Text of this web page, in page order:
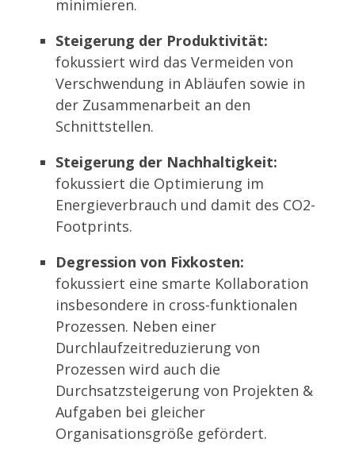
minimieren.
Steigerung der Produktivität:
fokussiert wird das Vermeiden von
Verschwendung in Abläufen sowie in
der Zusammenarbeit an den
Schnittstellen.
Steigerung der Nachhaltigkeit:
fokussiert die Optimierung im
Energieverbrauch und damit des CO2-
Footprints.
Degression von Fixkosten:
fokussiert eine smarte Kollaboration
insbesondere in cross-funktionalen
Prozessen. Neben einer
Durchlaufzeitreduzierung von
Prozessen wird auch die
Durchsatzsteigerung von Projekten &
Aufgaben bei gleicher
Organisationsgröße gefördert.